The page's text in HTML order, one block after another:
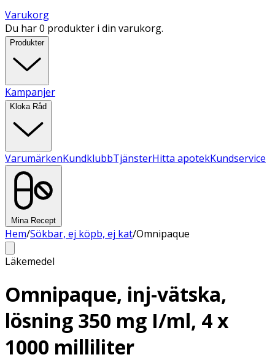
Varukorg
Du har 0 produkter i din varukorg.
Produkter
Kampanjer
Kloka Råd
VarumärkenKundklubbTjänsterHitta apotekKundservice
Mina Recept
Hem/Sökbar, ej köpb, ej kat/Omnipaque
Läkemedel
Omnipaque, inj-vätska,
lösning 350 mg I/ml, 4 x
1000 milliliter